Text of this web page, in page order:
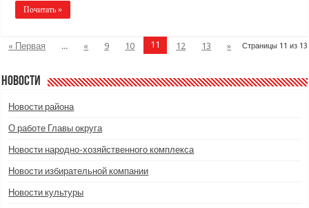
Почитать »
Страницы 11 из 13
« Первая ... « 9 10 11 12 13 »
Новости
Новости района
О работе Главы округа
Новости народно-хозяйственного комплекса
Новости избирательной компании
Новости культуры